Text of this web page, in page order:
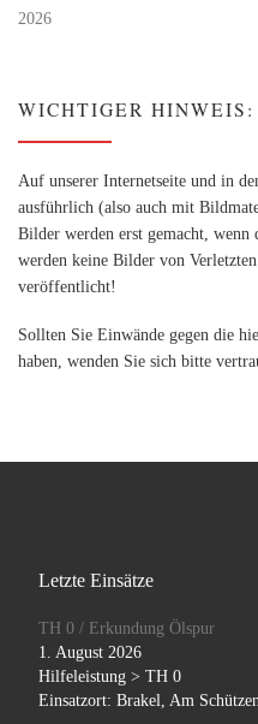
2026
WICHTIGER HINWEIS:
Auf unserer Internetseite und in
ausführlich (also auch mit
Bilder werden erst gemacht, wenn
werden keine Bilder von
veröffentlicht!
Sollten Sie Einwände gegen die
haben, wenden Sie sich bitte
Letzte Einsätze
TH 0 / Erkundung Ölspur
1. August 2026
Hilfeleistung > TH 0
Einsatzort: Brakel, Am